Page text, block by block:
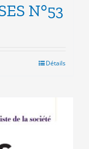
N°53
Détails